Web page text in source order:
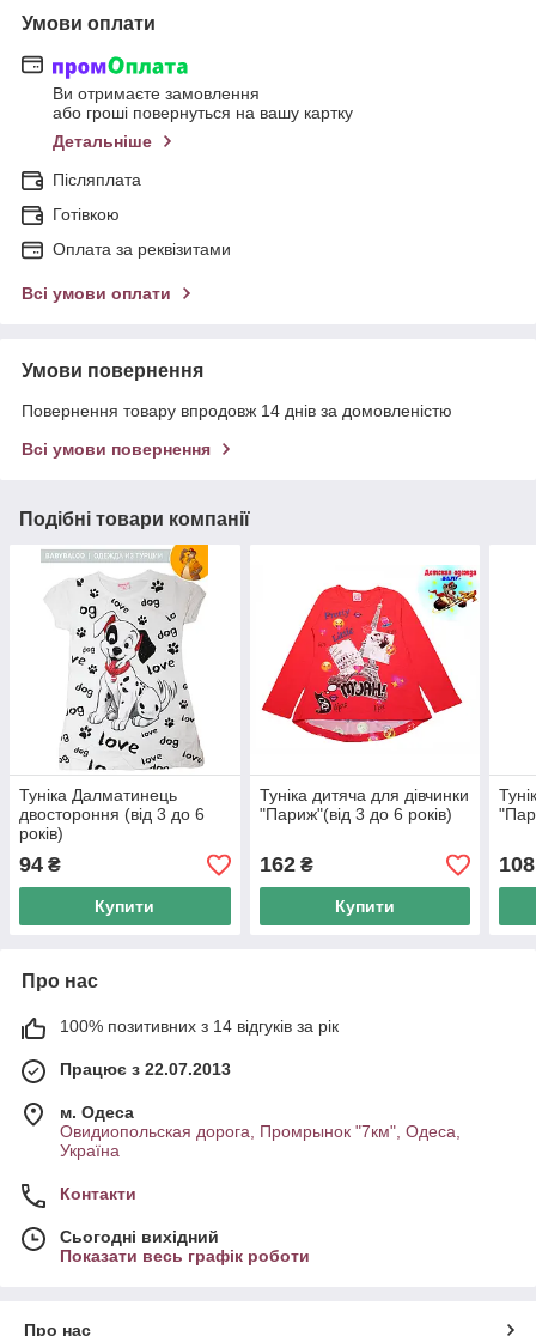
Умови оплати
Ви отримаєте замовлення
або гроші повернуться на вашу картку
Детальніше
Післяплата
Готівкою
Оплата за реквізитами
Всі умови оплати
Умови повернення
Повернення товару впродовж 14 днів за домовленістю
Всі умови повернення
Подібні товари компанії
Туніка Далматинець
двостороння (від 3 до 6
років)
94 ₴
Купити
Туніка дитяча для дівчинки
"Париж"(від 3 до 6 років)
162₴
Купити
108
Про нас
100% позитивних з 14 відгуків за рік
Працює з 22.07.2013
м. Одеса
Овидиопольская дорога, Промрынок "7км", Одеса,
Україна
Контакти
Сьогодні вихідний
Показати весь графік роботи
Про нас